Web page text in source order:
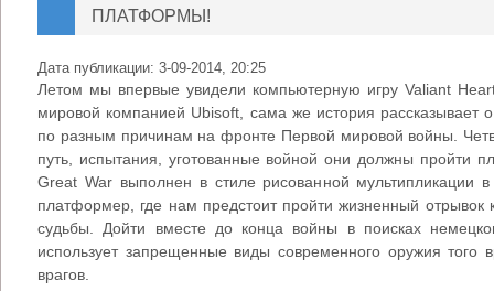
ПЛАТФОРМЫ!
Дата публикации: 3-09-2014, 20:25
Летом мы впервые увидели компьютерную игру Valiant
мировой компанией Ubisoft, сама же история рассказывает
по разным причинам на фронте Первой мировой войны.
путь, испытания, уготованные войной они должны пройти
Great War выполнен в стиле рисованной мультипликации
платформер, где нам предстоит пройти жизненный отрывок
судьбы. Дойти вместе до конца войны в поисках
использует запрещенные виды современного оружия того
врагов.